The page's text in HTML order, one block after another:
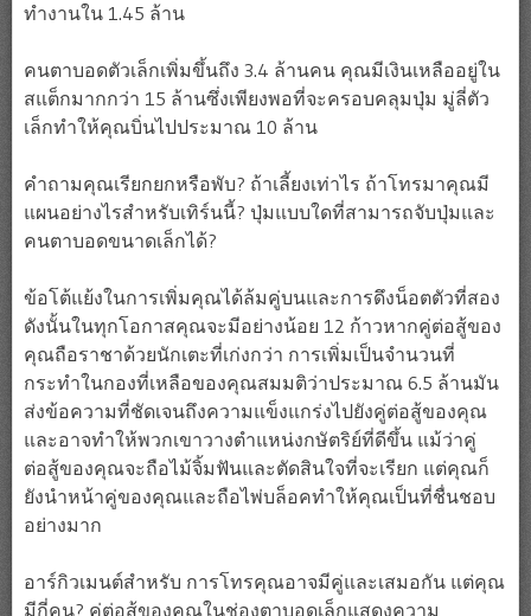
ทำงานใน 1.45 ล้าน
คนตาบอดตัวเล็กเพิ่มขึ้นถึง 3.4 ล้านคน คุณมีเงินเหลืออยู่ใน
สแต็กมากกว่า 15 ล้านซึ่งเพียงพอที่จะครอบคลุมปุ่ม มู่ลี่ตัว
เล็กทำให้คุณบิ่นไปประมาณ 10 ล้าน
คำถามคุณเรียกยกหรือพับ? ถ้าเลี้ยงเท่าไร ถ้าโทรมาคุณมี
แผนอย่างไรสำหรับเทิร์นนี้? ปุ่มแบบใดที่สามารถจับปุ่มและ
คนตาบอดขนาดเล็กได้?
ข้อโต้แย้งในการเพิ่มคุณได้ล้มคู่บนและการดึงน็อตตัวที่สอง
ดังนั้นในทุกโอกาสคุณจะมีอย่างน้อย 12 ก้าวหากคู่ต่อสู้ของ
คุณถือราชาด้วยนักเตะที่เก่งกว่า การเพิ่มเป็นจำนวนที่
กระทำในกองที่เหลือของคุณสมมติว่าประมาณ 6.5 ล้านมัน
ส่งข้อความที่ชัดเจนถึงความแข็งแกร่งไปยังคู่ต่อสู้ของคุณ
และอาจทำให้พวกเขาวางตำแหน่งกษัตริย์ที่ดีขึ้น แม้ว่าคู่
ต่อสู้ของคุณจะถือไม้จิ้มฟันและตัดสินใจที่จะเรียก แต่คุณก็
ยังนำหน้าคู่ของคุณและถือไพ่บล็อคทำให้คุณเป็นที่ชื่นชอบ
อย่างมาก
อาร์กิวเมนต์สำหรับ การโทรคุณอาจมีคู่และเสมอกัน แต่คุณ
มีกี่คน? คู่ต่อสู้ของคุณในช่องตาบอดเล็กแสดงความ